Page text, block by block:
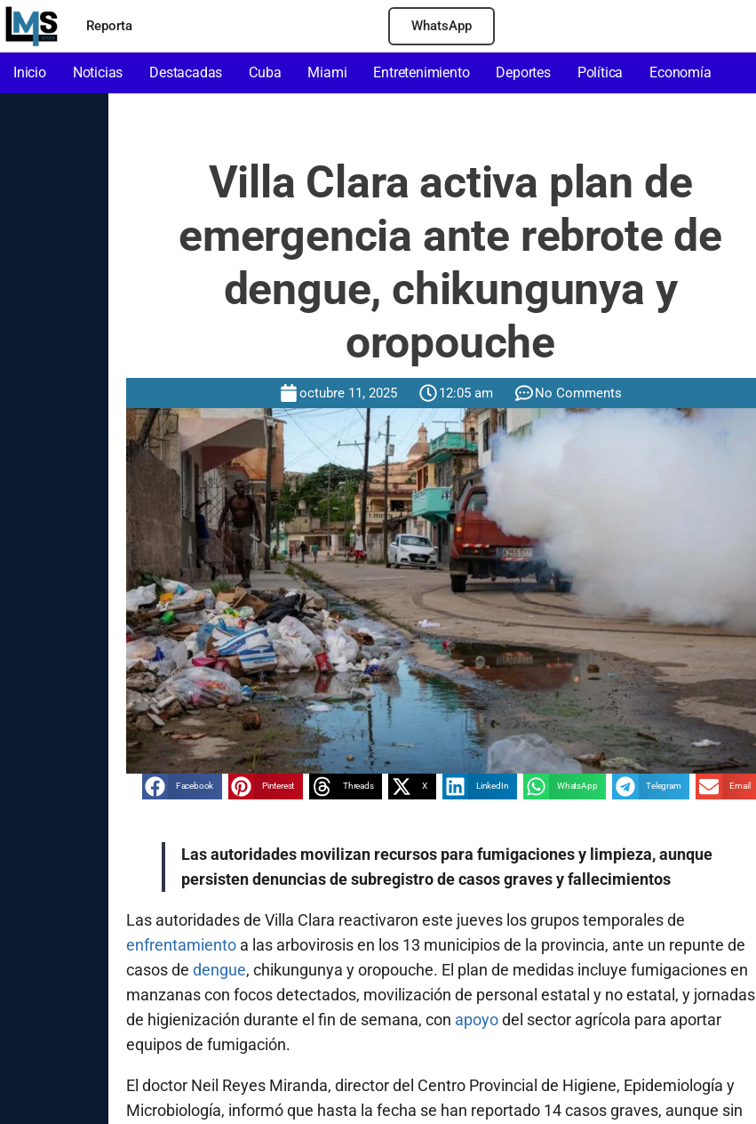
Reporta WhatsApp
Inicio Noticias Destacadas Cuba Miami Entretenimiento Deportes Política Economía
Villa Clara activa plan de
emergencia ante rebrote de
dengue, chikungunya y
oropouche
octubre 11, 2025 12:05 am No Comments
Facebook Pinterest Threads X LinkedIn WhatsApp Telegram Email
Las autoridades movilizan recursos para fumigaciones y limpieza, aunque
persisten denuncias de subregistro de casos graves y fallecimientos
Las autoridades de Villa Clara reactivaron este jueves los grupos temporales de
enfrentamiento a las arbovirosis en los 13 municipios de la provincia, ante un repunte de
casos de dengue, chikungunya y oropouche. El plan de medidas incluye fumigaciones en
manzanas con focos detectados, movilización de personal estatal y no estatal, y jornadas
de higienización durante el fin de semana, con apoyodel sector agrícola para aportar
equipos de fumigación.
El doctor Neil Reyes Miranda, director del Centro Provincial de Higiene, Epidemiología y
Microbiología, informó que hasta la fecha se han reportado 14 casos graves, aunque sin